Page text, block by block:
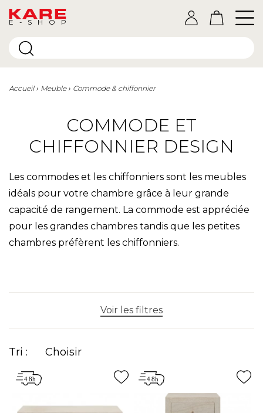
E-SHOP
Accueil Meuble Commode & chiffonnier
COMMODE ET
CHIFFONNIER DESIGN
Les commodes et les chiffonniers sont les meubles
idéals pour votre chambre grâce à leur grande
capacité de rangement. La commode est appréciée
pour les grandes chambres tandis que les petites
chambres préfèrent les chiffonniers.
Voir les filtres
Tri : Choisir